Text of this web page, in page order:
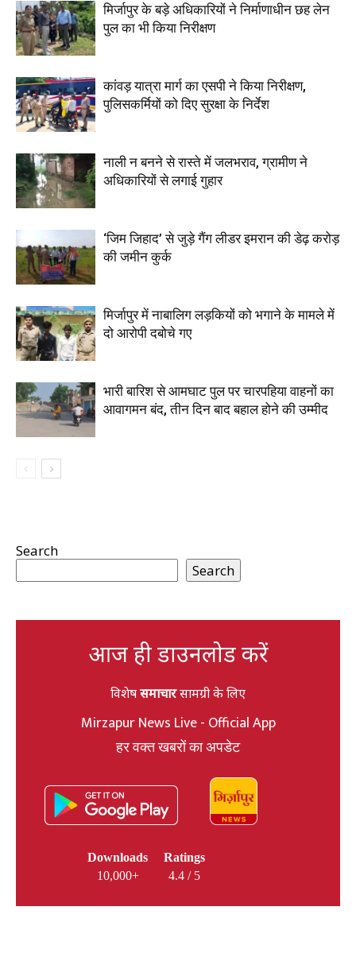
मिर्जापुर के बड़े अधिकारियों ने निर्माणाधीन छह लेन
पुल का भी किया निरीक्षण
कांवड़ यात्रा मार्ग का एसपी ने किया निरीक्षण,
पुलिसकर्मियों को दिए सुरक्षा के निर्देश
नाली न बनने से रास्ते में जलभराव, ग्रामीण ने
अधिकारियों से लगाई गुहार
‘जिम जिहाद’ से जुड़े गैंग लीडर इमरान की डेढ़ करोड़
की जमीन कुर्क
मिर्जापुर में नाबालिग लड़कियों को भगाने के मामले में
दो आरोपी दबोचे गए
भारी बारिश से आमघाट पुल पर चारपहिया वाहनों का
आवागमन बंद, तीन दिन बाद बहाल होने की उम्मीद
Search
Search
आज ही डाउनलोड करें
विशेषसमाचारसामग्री के लिए
Mirzapur News Live - Official App
हर वक्त खबरों का अपडेट
Downloads
10,000+
Ratings
4.4 / 5